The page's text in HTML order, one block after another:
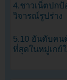
4.ชาวเน็ตปกป้
วิจารณ์รูปร่าง
5.10 อันดับคน
ที่สุดในหมู่เกย์